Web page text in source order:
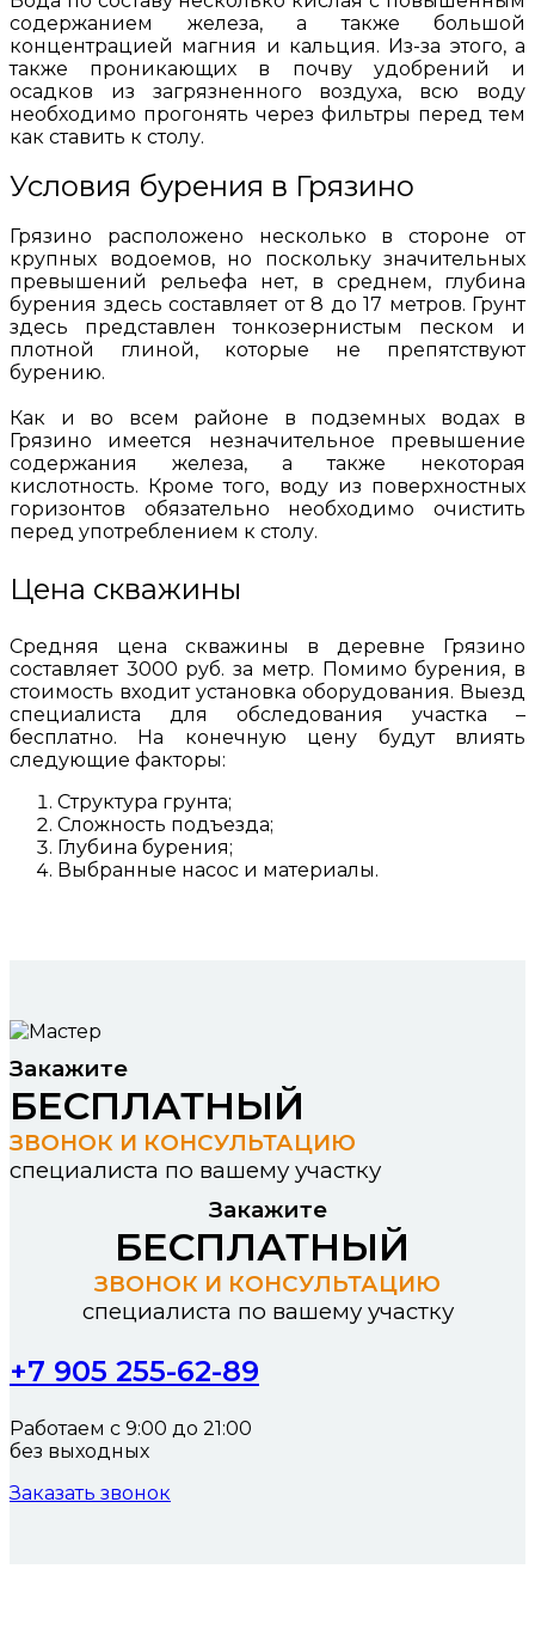
содержанием железа, а также большой
концентрацией магния и кальция. Из-за этого, а
также проникающих в почву удобрений и
осадков из загрязненного воздуха, всю воду
необходимо прогонять через фильтры перед тем
как ставить к столу.
Условия бурения в Грязино
Грязино расположено несколько в стороне от
крупных водоемов, но поскольку значительных
превышений рельефа нет, в среднем, глубина
бурения здесь составляет от 8 до 17 метров. Грунт
здесь представлен тонкозернистым песком и
плотной глиной, которые не препятствуют
бурению.
Как и во всем районе в подземных водах в
Грязино имеется незначительное превышение
содержания железа, а также некоторая
кислотность. Кроме того, воду из поверхностных
горизонтов обязательно необходимо очистить
перед употреблением к столу.
Цена скважины
Средняя цена скважины в деревне Грязино
составляет 3000 руб. за метр. Помимо бурения, в
стоимость входит установка оборудования. Выезд
специалиста для обследования участка –
бесплатно. На конечную цену будут влиять
следующие факторы:
Структура грунта;
Сложность подъезда;
Глубина бурения;
Выбранные насос и материалы.
Закажите
БЕСПЛАТНЫЙ
ЗВОНОК И КОНСУЛЬТАЦИЮ
специалиста по вашему участку
Закажите
БЕСПЛАТНЫЙ
ЗВОНОК И КОНСУЛЬТАЦИЮ
специалиста по вашему участку
+7 905 255-62-89
Работаем с 9:00 до 21:00
без выходных
Заказать звонок